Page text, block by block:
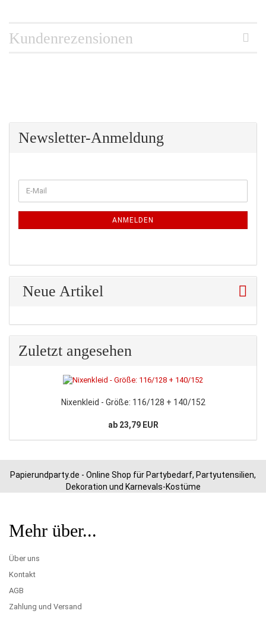
Kundenrezensionen
Newsletter-Anmeldung
ZUR
NEWSLETTER-
E-
Mail
ANMELDEN
Neue Artikel
Zuletzt angesehen
Nixenkleid - Größe: 116/128 + 140/152
ab 23,79 EUR
Papierundparty.de - Online Shop für Partybedarf, Partyutensilien,
Dekoration und Karnevals-Kostüme
Mehr über...
Über uns
Kontakt
AGB
Zahlung und Versand